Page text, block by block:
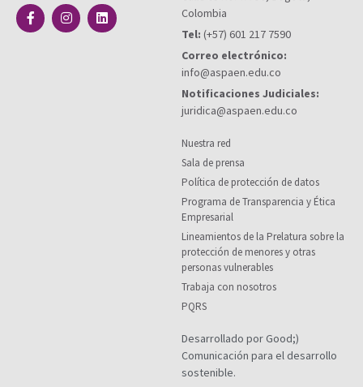
Colombia
Tel: (+57) 601 217 7590
Correo electrónico:
info@aspaen.edu.co
Notificaciones Judiciales:
juridica@aspaen.edu.co
Nuestra red
Sala de prensa
Política de protección de datos
Programa de Transparencia y Ética
Empresarial
Lineamientos de la Prelatura sobre la
protección de menores y otras
personas vulnerables
Trabaja con nosotros
PQRS
Desarrollado por Good;)
Comunicación para el desarrollo
sostenible.